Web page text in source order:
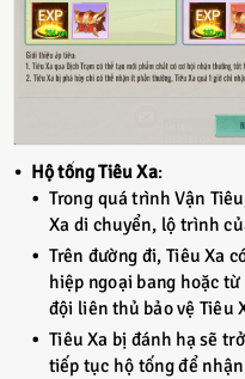
Hộ tống Tiêu Xa:
Trong quá trình Vận
Xa di chuyển, lộ trình
Trên đường đi, Tiêu Xa
hiệp ngoại bang hoặc
đội liên thủ bảo vệ Tiêu
Tiêu Xa bị đánh hạ sẽ
tiếp tục hộ tống để